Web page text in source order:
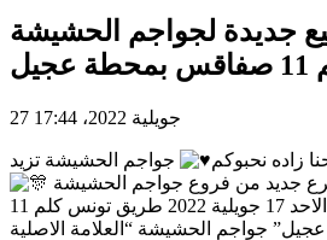
جديدة لجواجم الحشيشة
27 جويلية 2022، 17:44
زاده نحبوكم
جواجم الحشيشة تزيد
فرع جديد من فروع جواجم الحشيشة
بداية من يوم الاحد 17 جويلية 2022 طريق تونس كلم 11